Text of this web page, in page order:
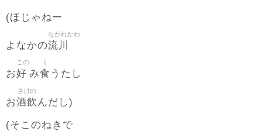
(ほじゃねー
よなかの流川
ながれかわ
お好
この
み食
く
うたし
お酒飲
さけの
んだし)
(そこのねきで